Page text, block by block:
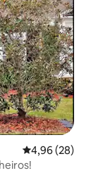
4,96 de uma
4,96 (28)